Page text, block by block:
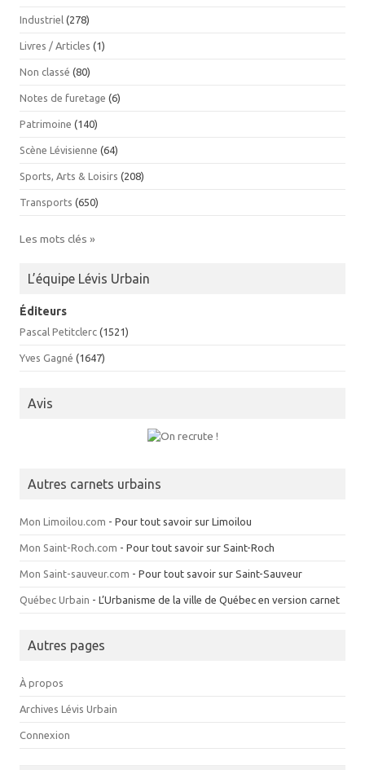
Industriel (278)
Livres / Articles (1)
Non classé (80)
Notes de furetage (6)
Patrimoine (140)
Scène Lévisienne (64)
Sports, Arts & Loisirs (208)
Transports (650)
Les mots clés »
L’équipe Lévis Urbain
Éditeurs
Pascal Petitclerc (1521)
Yves Gagné (1647)
Avis
Autres carnets urbains
Mon Limoilou.com - Pour tout savoir sur Limoilou
Mon Saint-Roch.com - Pour tout savoir sur Saint-Roch
Mon Saint-sauveur.com - Pour tout savoir sur Saint-Sauveur
Québec Urbain - L’Urbanisme de la ville de Québec en version carnet
Autres pages
À propos
Archives Lévis Urbain
Connexion